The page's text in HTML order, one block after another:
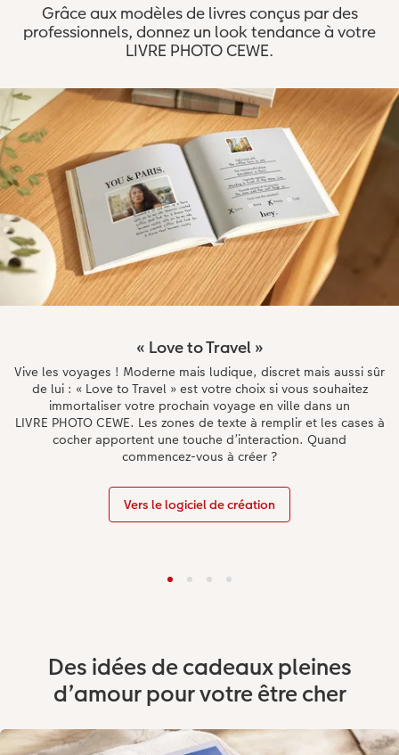
Grâce aux modèles de livres conçus par des
professionnels, donnez un look tendance à votre
LIVRE PHOTO CEWE.
« Love to Travel »
Vive les voyages ! Moderne mais ludique, discret mais aussi sûr
de lui : « Love to Travel » est votre choix si vous souhaitez
immortaliser votre prochain voyage en ville dans un
LIVRE PHOTO CEWE. Les zones de texte à remplir et les cases à
cocher apportent une touche d’interaction. Quand
commencez-vous à créer ?
Vers le logiciel de création
Des idées de cadeaux pleines
d’amour pour votre être cher